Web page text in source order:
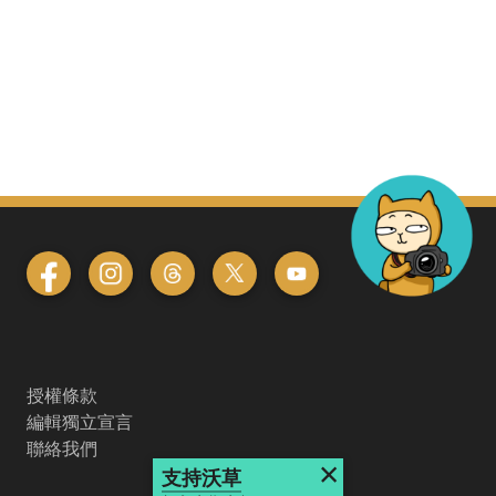
授權條款
編輯獨立宣言
聯絡我們
支持沃草 ×